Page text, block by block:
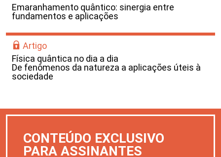
Emaranhamento quântico: sinergia entre
fundamentos e aplicações
Artigo
Física quântica no dia a dia
De fenômenos da natureza a aplicações úteis à
sociedade
CONTEÚDO EXCLUSIVO
PARA ASSINANTES